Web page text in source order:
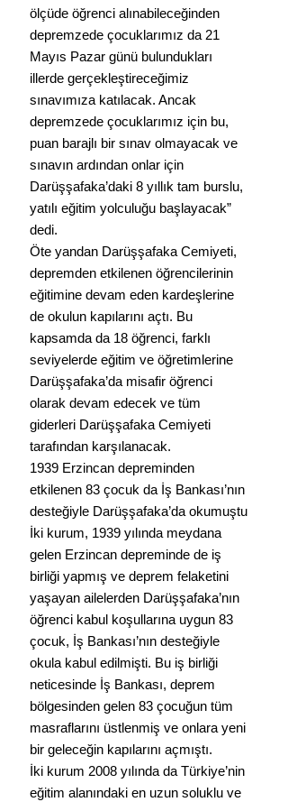
ölçüde öğrenci alınabileceğinden
depremzede çocuklarımız da 21
Mayıs Pazar günü bulundukları
illerde gerçekleştireceğimiz
sınavımıza katılacak. Ancak
depremzede çocuklarımız için bu,
puan barajlı bir sınav olmayacak ve
sınavın ardından onlar için
Darüşşafaka’daki 8 yıllık tam burslu,
yatılı eğitim yolculuğu başlayacak”
dedi.
Öte yandan Darüşşafaka Cemiyeti,
depremden etkilenen öğrencilerinin
eğitimine devam eden kardeşlerine
de okulun kapılarını açtı. Bu
kapsamda da 18 öğrenci, farklı
seviyelerde eğitim ve öğretimlerine
Darüşşafaka’da misafir öğrenci
olarak devam edecek ve tüm
giderleri Darüşşafaka Cemiyeti
tarafından karşılanacak.
1939 Erzincan depreminden
etkilenen 83 çocuk da İş Bankası’nın
desteğiyle Darüşşafaka’da okumuştu
İki kurum, 1939 yılında meydana
gelen Erzincan depreminde de iş
birliği yapmış ve deprem felaketini
yaşayan ailelerden Darüşşafaka’nın
öğrenci kabul koşullarına uygun 83
çocuk, İş Bankası’nın desteğiyle
okula kabul edilmişti. Bu iş birliği
neticesinde İş Bankası, deprem
bölgesinden gelen 83 çocuğun tüm
masraflarını üstlenmiş ve onlara yeni
bir geleceğin kapılarını açmıştı.
İki kurum 2008 yılında da Türkiye’nin
eğitim alanındaki en uzun soluklu ve